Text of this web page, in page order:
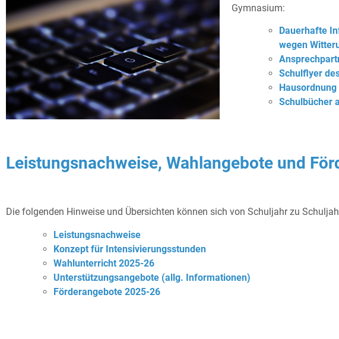
Gymnasium:
Dauerhafte
wegen
Schulflyer
Schulbücher
Leistungsnachweise, Wahlangebote und
Die folgenden Hinweise und Übersichten können sich von Schuljahr zu
Leistungsnachweise
Konzept für Intensivierungsstunden
Wahlunterricht 2025-26
Unterstützungsangebote (allg. Informationen)
Förderangebote 2025-26